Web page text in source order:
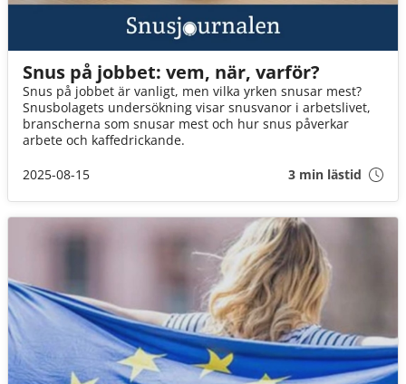
Snus på jobbet: vem, när, varför?
Snus på jobbet är vanligt, men vilka yrken snusar mest?
Snusbolagets undersökning visar snusvanor i arbetslivet,
branscherna som snusar mest och hur snus påverkar
arbete och kaffedrickande.
2025-08-15
3 min lästid